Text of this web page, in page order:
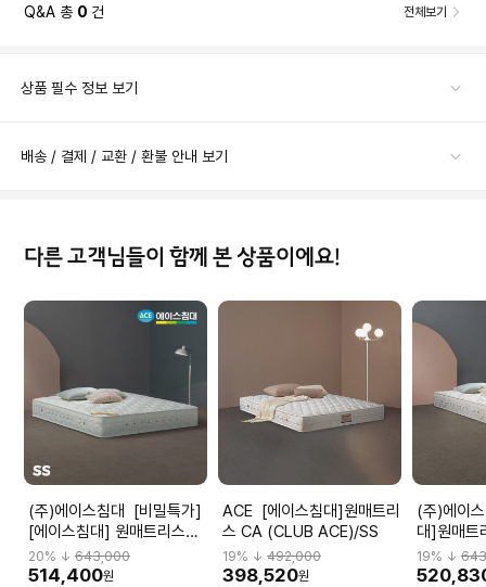
Q&A 총 0 건 전체보기
상품 필수 정보 보기
배송 / 결제 / 교환 / 환불 안내 보기
다른 고객님들이 함께 본 상품이에요!
(주)에이스침대 [비밀특가]
[에이스침대] 원매트리스
CA2(CLUB ACE2)/SS(슈
퍼싱글사이즈)
20% ↓ 643,000
514,400원
ACE [에이스침대]원매트리
스 CA (CLUB ACE)/SS
19% ↓492,000
398,520원
(주)에이스침대
대]원매
ACE2)/SS
19% ↓